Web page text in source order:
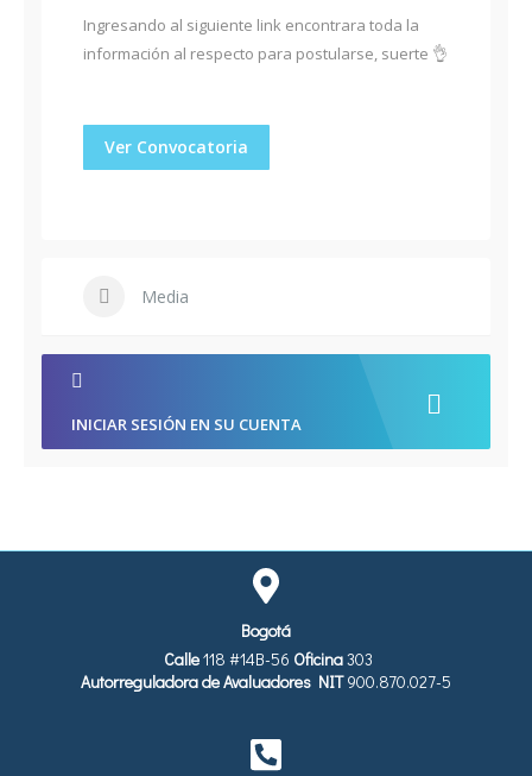
Ingresando al siguiente link encontrara toda la
información al respecto para postularse, suerte 👌
Ver Convocatoria
Media
INICIAR SESIÓN EN SU CUENTA
Bogotá
Calle118 #14B-56 Oficina303
Autorreguladora de Avaluadores NIT900.870.027-5